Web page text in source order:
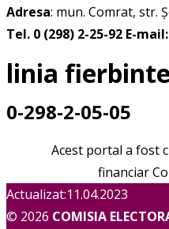
Adresa: mun. Comrat, str.
Tel. 0 (298) 2-25-92 E-mail:
linia fierbinte
0-298-2-05-05
Acest portal a fost
financiar
Actualizat:11.04.2023
© 2026 COMISIA